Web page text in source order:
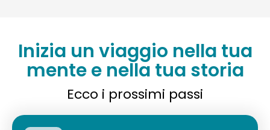
Inizia un viaggio nella tua
mente e nella tua storia
Ecco i prossimi passi